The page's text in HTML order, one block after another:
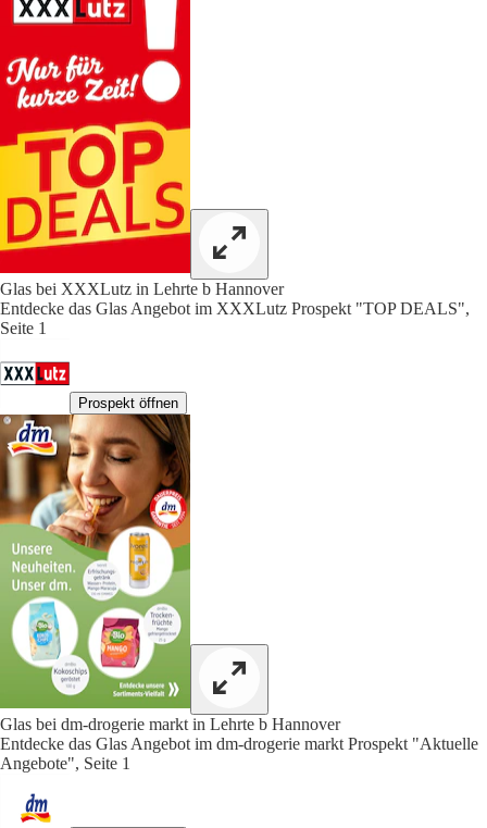
Glas bei XXXLutz in Lehrte b Hannover
Entdecke das Glas Angebot im XXXLutz Prospekt "TOP DEALS",
Seite 1
Prospekt öffnen
Glas bei dm-drogerie markt in Lehrte b Hannover
Entdecke das Glas Angebot im dm-drogerie markt Prospekt "Aktuelle
Angebote", Seite 1